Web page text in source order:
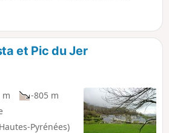
les estives sur le Plateau de
en partie à cheval sur les
Pyrénées-Atlantiques, jusqu'au
de la Génie Braque. Bien connu
offre un dépaysement garanti !
et Pic du Jer
m
-805 m
Pyrénées)